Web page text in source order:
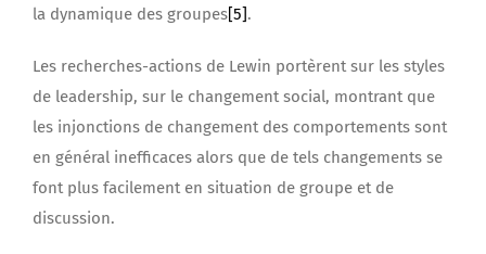
la dynamique des groupes[5].
Les recherches-actions de Lewin portèrent sur les styles
de leadership, sur le changement social, montrant que
les injonctions de changement des comportements sont
en général inefficaces alors que de tels changements se
font plus facilement en situation de groupe et de
discussion.